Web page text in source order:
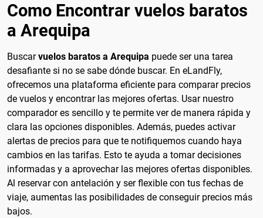
Como Encontrar vuelos baratos
a Arequipa
Buscarvuelos baratos a Arequipa puede ser una tarea
desafiante si no se sabe dónde buscar. En eLandFly,
ofrecemos una plataforma eficiente para comparar precios
de vuelos y encontrar las mejores ofertas. Usar nuestro
comparador es sencillo y te permite ver de manera rápida y
clara las opciones disponibles. Además, puedes activar
alertas de precios para que te notifiquemos cuando haya
cambios en las tarifas. Esto te ayuda a tomar decisiones
informadas y a aprovechar las mejores ofertas disponibles.
Al reservar con antelación y ser flexible con tus fechas de
viaje, aumentas las posibilidades de conseguir precios más
bajos.